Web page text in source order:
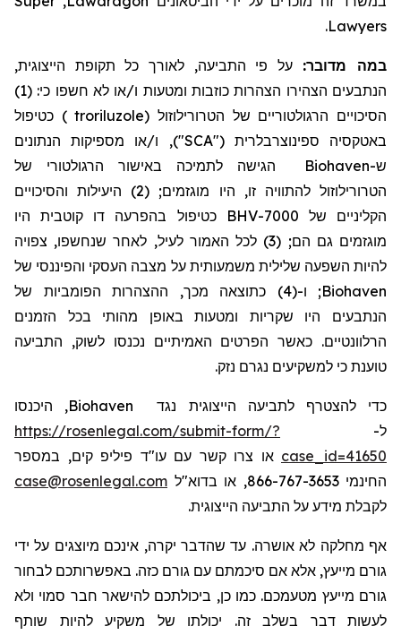
Lawyers
.
במה מדובר:על פי התביעה, לאורך כל תקופת הייצוגית,
הנתבעים הצהירו הצהרות כוזבות ומטעות ו/או לא חשפו כי: (1)
הסיכויים הרגולטוריים של הטרורילוזול (
troriluzole
) כטיפול
באטקסיה
ספינוצרבלרית ("SCA"), ו/או מספיקות הנתונים
ש-Biohaven
הגישה לתמיכה באישור הרגולטורי של
הטרורילוזול
להתוויה זו, היו מוגזמים; (2) היעילות והסיכויים
הקליניים של BHV-7000 כטיפול בהפרעה דו קוטבית היו
מוגזמים גם הם; (3) לכל האמור לעיל, לאחר שנחשפו, צפויה
להיות השפעה שלילית משמעותית על מצבה העסקי והפיננסי של
Biohaven
; ו-(4) כתוצאה מכך, ההצהרות הפומביות של
הנתבעים היו שקריות ומטעות באופן מהותי בכל הזמנים
הרלוונטיים. כאשר הפרטים האמיתיים נכנסו לשוק, התביעה
טוענת כי למשקיעים נגרם נזק.
כדי להצטרף לתביעה הייצוגית נגד Biohaven, היכנסו
ל- https://rosenlegal.com/submit-form/?
case_id=41650 או צרו קשר עם עו"ד פיליפ קים, במספר
החינמי 866-767-3653, או בדוא"ל
case@rosenlegal.com
לקבלת מידע על התביעה הייצוגית.
אף מחלקה לא אושרה. עד שהדבר יקרה, אינכם מיוצגים על ידי
גורם מייעץ, אלא אם סיכמתם עם גורם כזה. באפשרותכם לבחור
גורם מייעץ מטעמכם. כמו כן, ביכולתכם להישאר חבר סמוי ולא
לעשות דבר בשלב זה. יכולתו של משקיע להיות שותף